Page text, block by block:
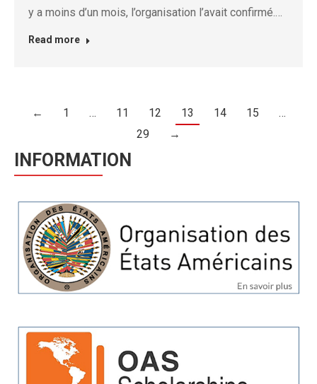
y a moins d’un mois, l’organisation l’avait confirmé.…
Read more
← 1 … 11 12 13 14 15
…
29
→
INFORMATION